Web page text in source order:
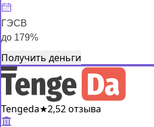
ГЭСВ
до 179%
Получить деньги
Tengeda★2,52 отзыва